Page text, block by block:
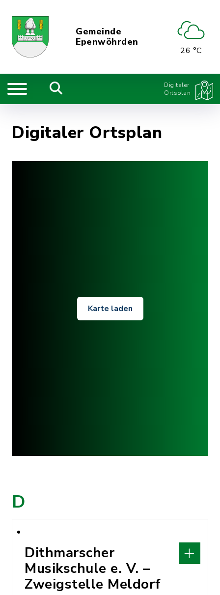
Gemeinde
Epenwöhrden
26 °C
Digitaler
Ortsplan
Digitaler Ortsplan
Karte laden
D
Dithmarscher
Musikschule e. V. –
Zweigstelle Meldorf